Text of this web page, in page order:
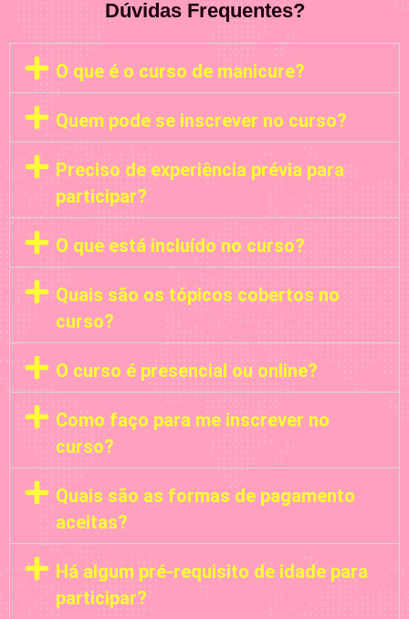
Dúvidas Frequentes?
O que é o curso de manicure?
Quem pode se inscrever no curso?
Preciso de experiência prévia para
participar?
O que está incluído no curso?
Quais são os tópicos cobertos no
curso?
O curso é presencial ou online?
Como faço para me inscrever no
curso?
Quais são as formas de pagamento
aceitas?
Há algum pré-requisito de idade para
participar?